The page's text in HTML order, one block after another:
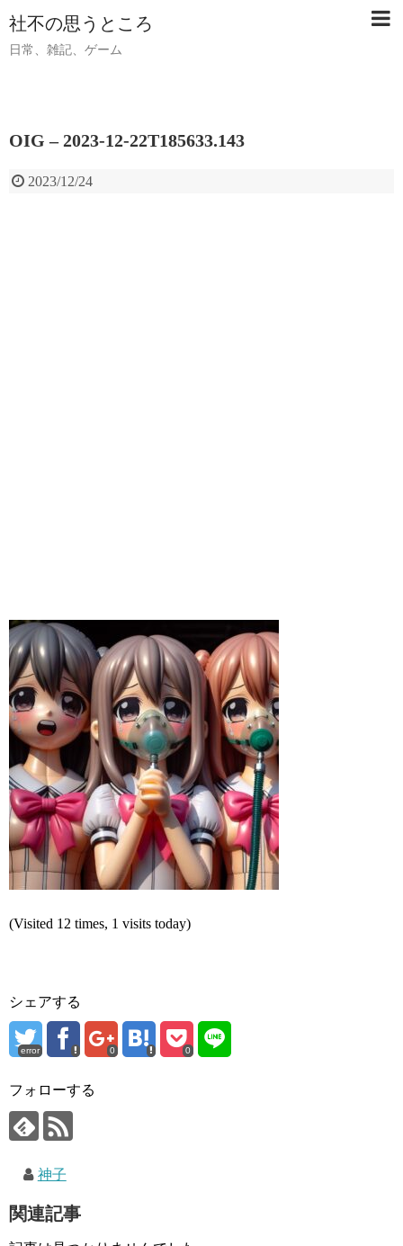
社不の思うところ
日常、雑記、ゲーム
OIG – 2023-12-22T185633.143
2023/12/24
(Visited 12 times, 1 visits today)
シェアする
error 0 0
フォローする
神子
関連記事